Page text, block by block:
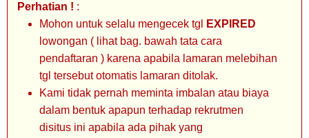
Perhatian ! :
Mohon untuk selalu mengecek tgl
EXPIRED
lowongan ( lihat bag. bawah tata cara
pendaftaran ) karena apabila lamaran melebihan
tgl tersebut otomatis lamaran ditolak.
Kami tidak pernah meminta imbalan atau biaya
dalam bentuk apapun terhadap rekrutmen
disitus ini apabila ada pihak yang